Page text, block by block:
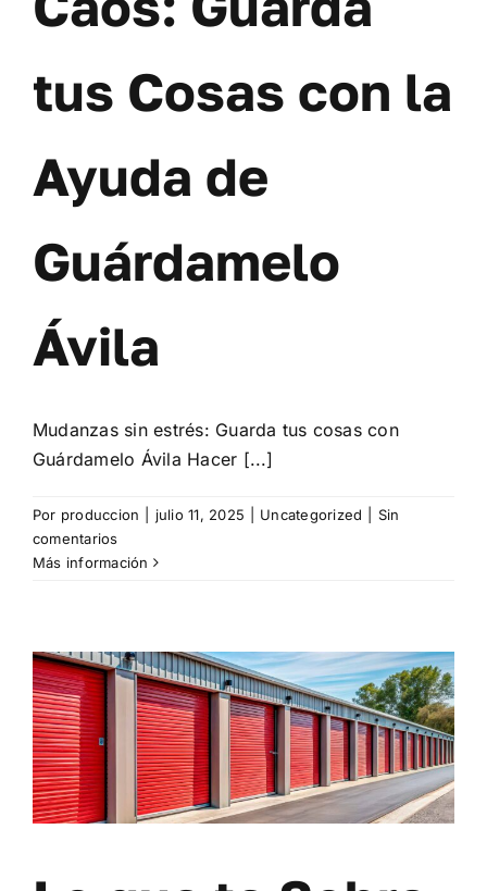
tus Cosas con la
Ayuda de
Guárdamelo
Ávila
Mudanzas sin estrés: Guarda tus cosas con
Guárdamelo Ávila Hacer [...]
Por produccion julio 11, 2025 Uncategorized
Sin
comentarios
Más información